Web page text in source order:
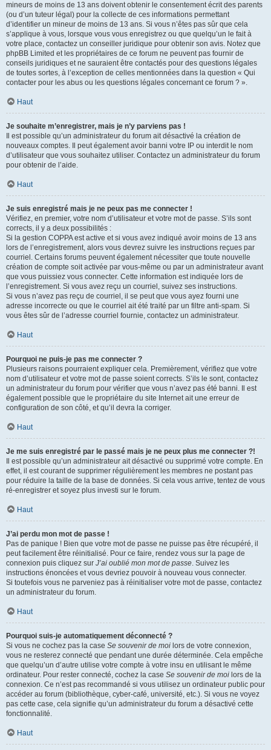
mineurs de moins de 13 ans doivent obtenir le consentement écrit des parents
(ou d’un tuteur légal) pour la collecte de ces informations permettant
d’identifier un mineur de moins de 13 ans. Si vous n’êtes pas sûr que cela
s’applique à vous, lorsque vous vous enregistrez ou que quelqu’un le fait à
votre place, contactez un conseiller juridique pour obtenir son avis. Notez que
phpBB Limited et les propriétaires de ce forum ne peuvent pas fournir de
conseils juridiques et ne sauraient être contactés pour des questions légales
de toutes sortes, à l’exception de celles mentionnées dans la question « Qui
contacter pour les abus ou les questions légales concernant ce forum ? ».
Haut
Je souhaite m’enregistrer, mais je n’y parviens pas !
Il est possible qu’un administrateur du forum ait désactivé la création de
nouveaux comptes. Il peut également avoir banni votre IP ou interdit le nom
d’utilisateur que vous souhaitez utiliser. Contactez un administrateur du forum
pour obtenir de l’aide.
Haut
Je suis enregistré mais je ne peux pas me connecter !
Vérifiez, en premier, votre nom d’utilisateur et votre mot de passe. S’ils sont
corrects, il y a deux possibilités :
Si la gestion COPPA est active et si vous avez indiqué avoir moins de 13 ans
lors de l’enregistrement, alors vous devrez suivre les instructions reçues par
courriel. Certains forums peuvent également nécessiter que toute nouvelle
création de compte soit activée par vous-même ou par un administrateur avant
que vous puissiez vous connecter. Cette information est indiquée lors de
l’enregistrement. Si vous avez reçu un courriel, suivez ses instructions.
Si vous n’avez pas reçu de courriel, il se peut que vous ayez fourni une
adresse incorrecte ou que le courriel ait été traité par un filtre anti-spam. Si
vous êtes sûr de l’adresse courriel fournie, contactez un administrateur.
Haut
Pourquoi ne puis-je pas me connecter ?
Plusieurs raisons pourraient expliquer cela. Premièrement, vérifiez que votre
nom d’utilisateur et votre mot de passe soient corrects. S’ils le sont, contactez
un administrateur du forum pour vérifier que vous n’avez pas été banni. Il est
également possible que le propriétaire du site Internet ait une erreur de
configuration de son côté, et qu’il devra la corriger.
Haut
Je me suis enregistré par le passé mais je ne peux plus me connecter ?!
Il est possible qu’un administrateur ait désactivé ou supprimé votre compte. En
effet, il est courant de supprimer régulièrement les membres ne postant pas
pour réduire la taille de la base de données. Si cela vous arrive, tentez de vous
ré-enregistrer et soyez plus investi sur le forum.
Haut
J’ai perdu mon mot de passe !
Pas de panique ! Bien que votre mot de passe ne puisse pas être récupéré, il
peut facilement être réinitialisé. Pour ce faire, rendez vous sur la page de
connexion puis cliquez sur J’ai oublié mon mot de passe. Suivez les
instructions énoncées et vous devriez pouvoir à nouveau vous connecter.
Si toutefois vous ne parveniez pas à réinitialiser votre mot de passe, contactez
un administrateur du forum.
Haut
Pourquoi suis-je automatiquement déconnecté ?
Si vous ne cochez pas la case Se souvenir de moi lors de votre connexion,
vous ne resterez connecté que pendant une durée déterminée. Cela empêche
que quelqu’un d’autre utilise votre compte à votre insu en utilisant le même
ordinateur. Pour rester connecté, cochez la case Se souvenir de moi lors de la
connexion. Ce n’est pas recommandé si vous utilisez un ordinateur public pour
accéder au forum (bibliothèque, cyber-café, université, etc.). Si vous ne voyez
pas cette case, cela signifie qu’un administrateur du forum a désactivé cette
fonctionnalité.
Haut